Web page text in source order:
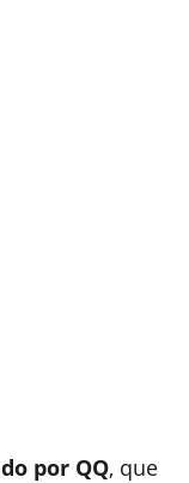
por QQ, que